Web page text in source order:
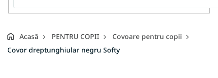
Acasă PENTRU COPII
Covoare pentru copii
Covor dreptunghiular negru Softy